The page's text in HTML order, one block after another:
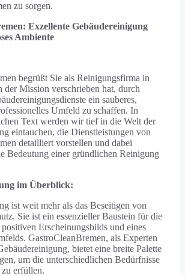
zu sorgen.
Exzellente Gebäudereinigung
Ambiente
begrüßt Sie als Reinigungsfirma in
der Mission verschrieben hat, durch
ein sauberes,
Umfeld zu schaffen. In
Text werden wir tief in die Welt der
eintauchen, die Dienstleistungen von
detailliert vorstellen und dabei
Bedeutung einer gründlichen Reinigung
im Überblick:
ist weit mehr als das Beseitigen von
Sie ist ein essenzieller Baustein für die
Erscheinungsbilds und eines
GastroCleanBremen, als Experten
bietet eine breite Palette
um die unterschiedlichen Bedürfnisse
erfüllen.